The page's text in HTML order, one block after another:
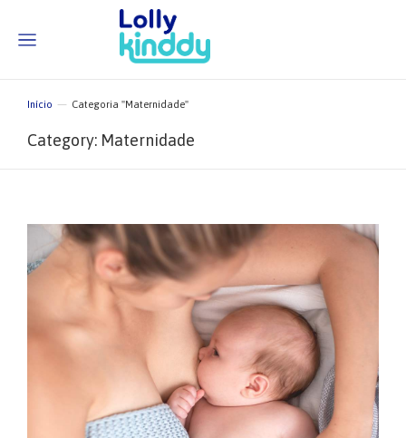
Você está aqui:
Início Categoria "Maternidade"
Category: Maternidade